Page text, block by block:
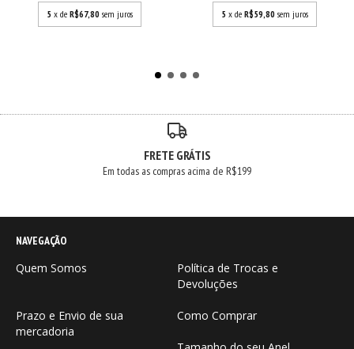
5 x de R$67,80 sem juros 5 x de R$59,80 sem juros
FRETE GRÁTIS
Em todas as compras acima de R$199
NAVEGAÇÃO
Quem Somos
Política de Trocas e
Devoluções
Prazo e Envio de sua
mercadoria
Como Comprar